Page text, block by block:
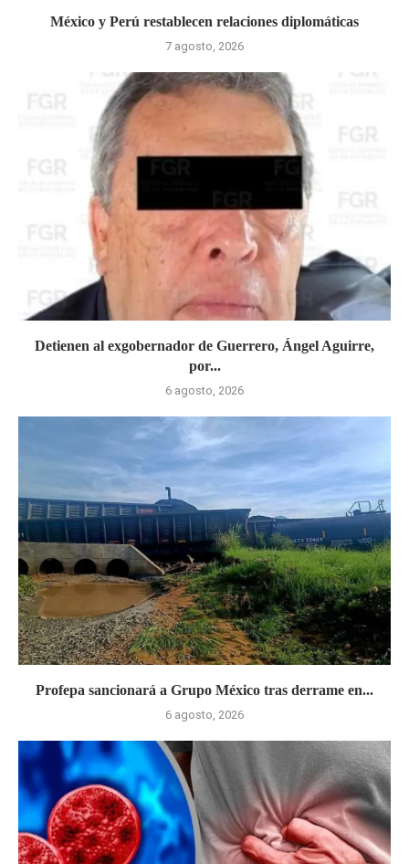
México y Perú restablecen relaciones diplomáticas
7 agosto, 2026
Detienen al exgobernador de Guerrero, Ángel Aguirre,
por...
6 agosto, 2026
Profepa sancionará a Grupo México tras derrame en...
6 agosto, 2026